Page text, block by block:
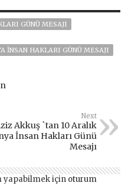
GÜNÜ MESAJI
İNSAN HAKLARI GÜNÜ MESAJI
Next
Akkuş `tan 10 Aralık
İnsan Hakları Günü
Mesajı
yapabilmek için oturum